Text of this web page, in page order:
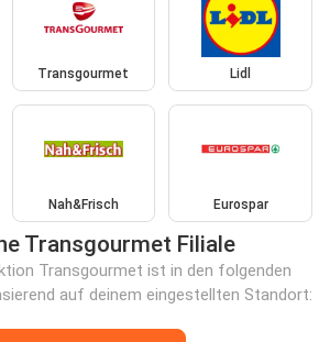
Transgourmet Lidl
Nah&Frisch Eurospar
Transgourmet Filiale
Transgourmet ist in den folgenden
auf deinem eingestellten Standort: